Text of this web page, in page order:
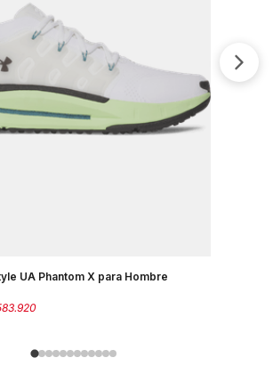
UA Phantom X para Hombre
.920